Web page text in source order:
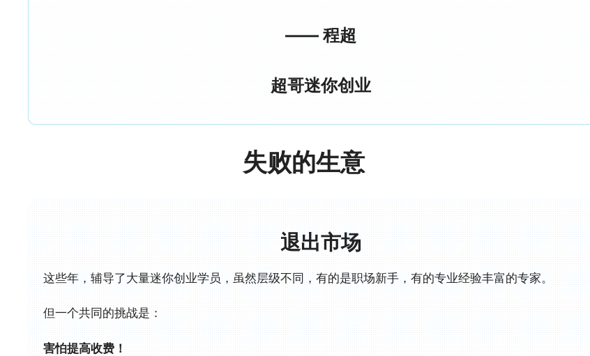
—— 程超
超哥迷你创业
失败的生意
退出市场
这些年，辅导了大量迷你创业学员，虽然层级不同，有的是职场新手，有的专业经验丰富的专家。
但一个共同的挑战是：
害怕提高收费！